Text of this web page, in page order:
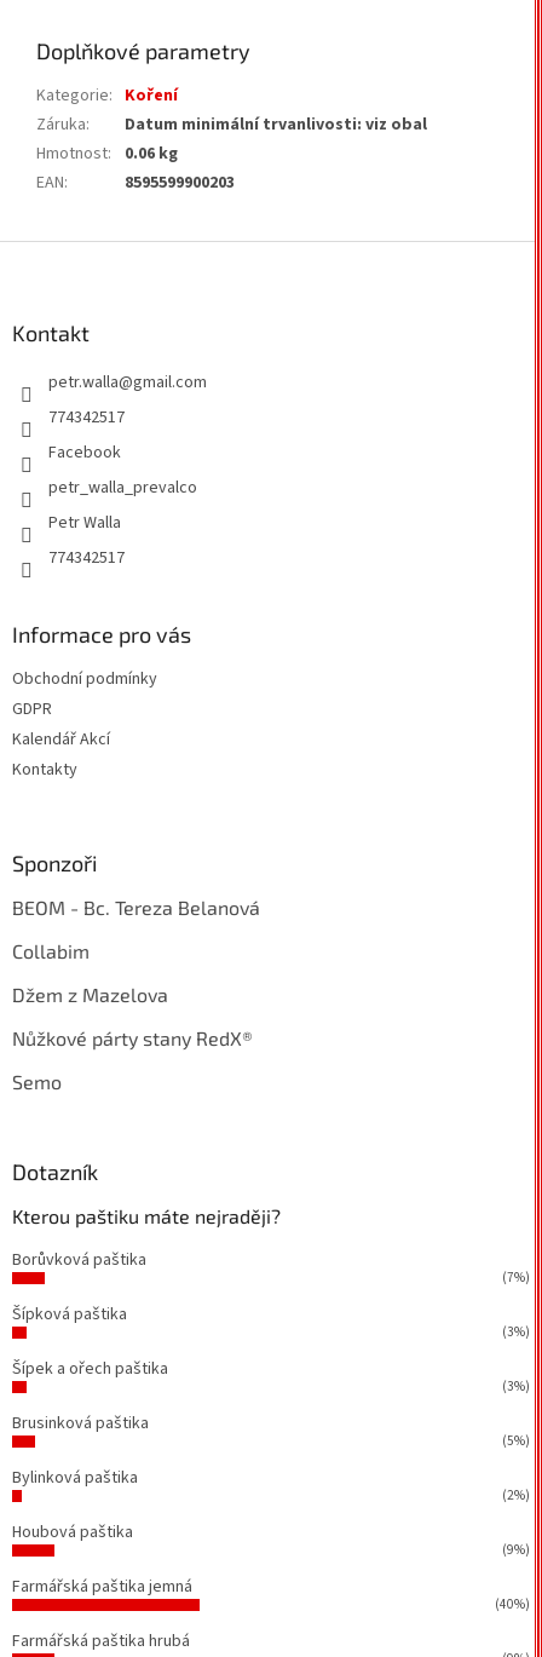
Doplňkové parametry
Kategorie: Koření
Záruka:
Datum minimální trvanlivosti: viz obal
Hmotnost:
0.06 kg
EAN: 8595599900203
Kontakt
petr.walla@gmail.com
774342517
Facebook
petr_walla_prevalco
Petr Walla
774342517
Informace pro vás
Obchodní podmínky
GDPR
Kalendář Akcí
Kontakty
Sponzoři
BEOM - Bc. Tereza Belanová
Collabim
Džem z Mazelova
Nůžkové párty stany RedX®
Semo
Dotazník
Kterou paštiku máte nejraději?
Borůvková paštika
(7%)
Šípková paštika
(3%)
Šípek a ořech paštika
(3%)
Brusinková paštika
(5%)
Bylinková paštika
(2%)
Houbová paštika
(9%)
Farmářská paštika jemná
(40%)
Farmářská paštika hrubá